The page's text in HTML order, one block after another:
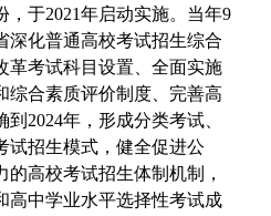
，于2021年启动实施。当年9
深化普通高校考试招生综合
革考试科目设置、全面实施
综合素质评价制度、完善高
2024年，形成分类考试、
试招生模式，健全促进公
高校考试招生体制机制，
高中学业水平选择性考试成